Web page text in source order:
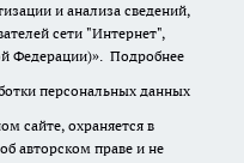
и анализа сведений,
сети "Интернет",
Федерации)». Подробнее
персональных данных
сайте, охраняется в
авторском праве и не